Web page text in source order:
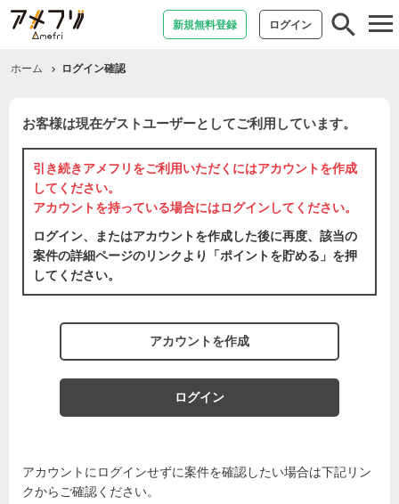
新規無料登録 ログイン
ホーム ログイン確認
お客様は現在ゲストユーザーとしてご利用しています。
引き続きアメフリをご利用いただくにはアカウントを作成
してください。
アカウントを持っている場合にはログインしてください。
ログイン、またはアカウントを作成した後に再度、該当の
案件の詳細ページのリンクより「ポイントを貯める」を押
してください。
アカウントを作成
ログイン
アカウントにログインせずに案件を確認したい場合は下記リン
クからご確認ください。